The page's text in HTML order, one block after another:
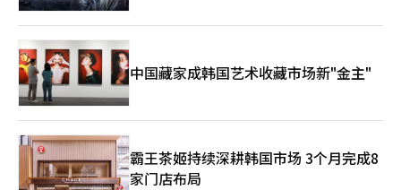
中国藏家成韩国艺术收藏市场新"金主"
霸王茶姬持续深耕韩国市场 3个月完成8
家门店布局